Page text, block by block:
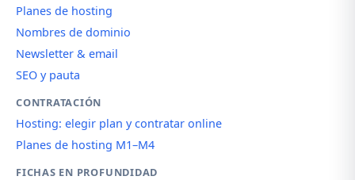
Planes de hosting
Nombres de dominio
Newsletter & email
SEO y pauta
CONTRATACIÓN
Hosting: elegir plan y contratar online
Planes de hosting M1–M4
FICHAS EN PROFUNDIDAD